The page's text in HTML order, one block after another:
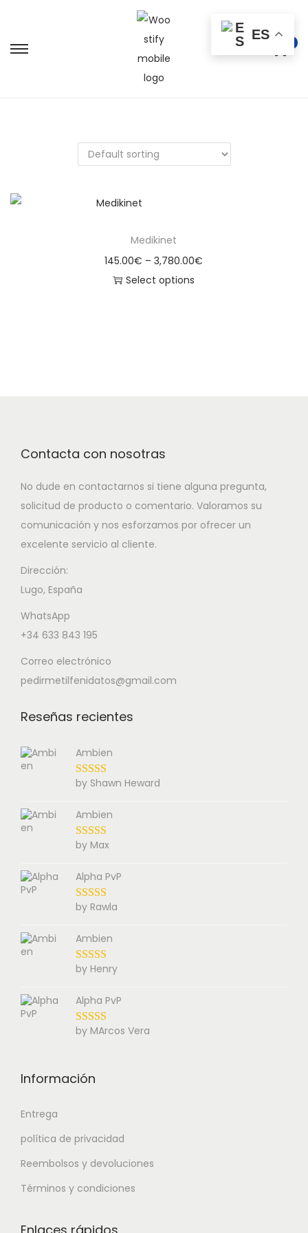
Medikinet
145.00€ – 3,780.00€
Select options
Contacta con nosotras
No dude en contactarnos si tiene alguna pregunta,
solicitud de producto o comentario. Valoramos su
comunicación y nos esforzamos por ofrecer un
excelente servicio al cliente.
Dirección:
Lugo, España
WhatsApp
+34 633 843 195
Correo electrónico
pedirmetilfenidatos@gmail.com
Reseñas recientes
Ambien
by Shawn Heward
Ambien
by Max
Alpha PvP
by Rawla
Ambien
by Henry
Alpha PvP
by MArcos Vera
Información
Entrega
política de privacidad
Reembolsos y devoluciones
Términos y condiciones
ES